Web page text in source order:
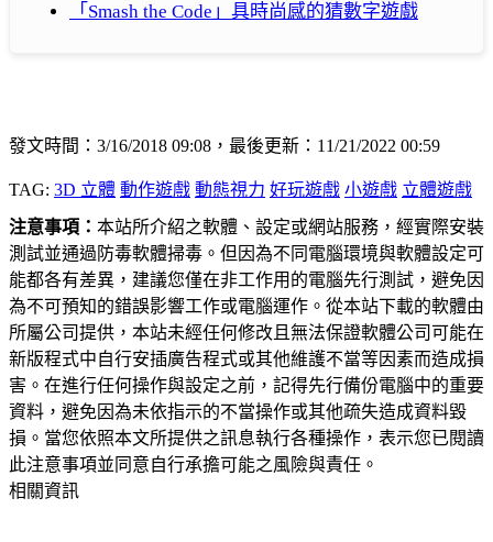
「Smash the Code」具時尚感的猜數字遊戲
發文時間：3/16/2018 09:08，最後更新：11/21/2022 00:59
TAG: 3D 立體 動作遊戲 動態視力 好玩遊戲 小遊戲 立體遊戲
注意事項： 本站所介紹之軟體、設定或網站服務，經實際安裝
測試並通過防毒軟體掃毒。但因為不同電腦環境與軟體設定可
能都各有差異，建議您僅在非工作用的電腦先行測試，避免因
為不可預知的錯誤影響工作或電腦運作。從本站下載的軟體由
所屬公司提供，本站未經任何修改且無法保證軟體公司可能在
新版程式中自行安插廣告程式或其他維護不當等因素而造成損
害。在進行任何操作與設定之前，記得先行備份電腦中的重要
資料，避免因為未依指示的不當操作或其他疏失造成資料毀
損。當您依照本文所提供之訊息執行各種操作，表示您已閱讀
此注意事項並同意自行承擔可能之風險與責任。
相關資訊